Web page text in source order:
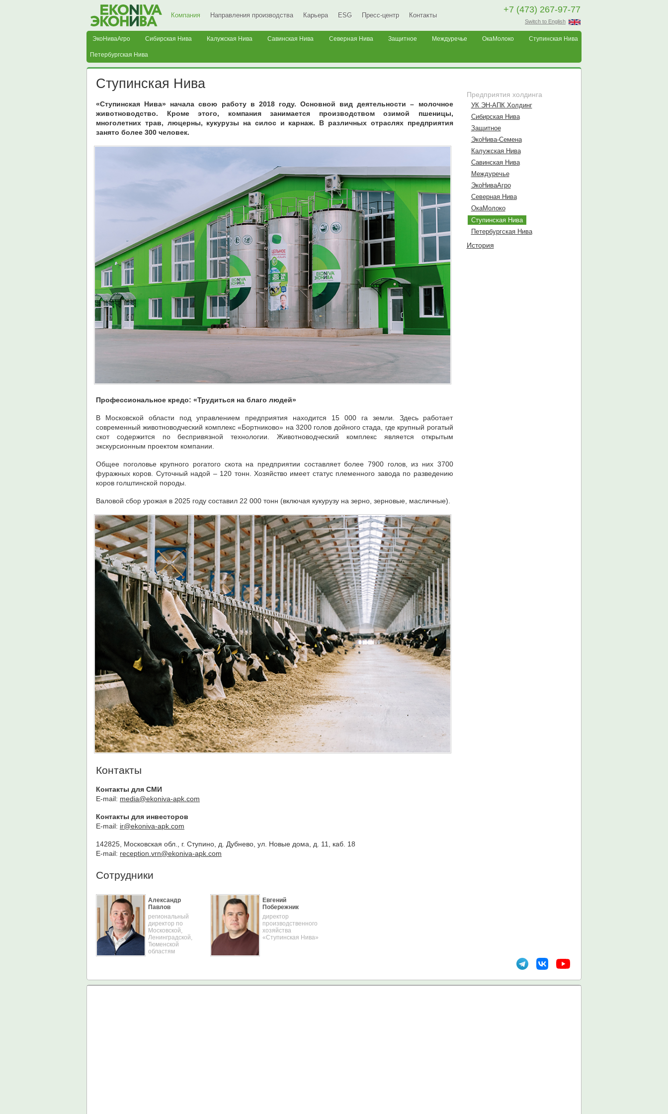
Компания Направления производства Карьера ESG Пресс-центр Контакты
+7 (473) 267-97-77
Switch to English
ЭкоНиваАгро Сибирская Нива Калужская Нива Савинская Нива Северная Нива Защитное Междуречье ОкаМолоко Ступинская Нива
Петербургская Нива
Ступинская Нива
«Ступинская Нива» начала свою работу в 2018 году. Основной вид деятельности – молочное
животноводство. Кроме этого, компания занимается производством озимой пшеницы,
многолетних трав, люцерны, кукурузы на силос и карнаж. В различных отраслях предприятия
занято более 300 человек.
Профессиональное кредо: «Трудиться на благо людей»
В Московской области под управлением предприятия находится 15 000 га земли. Здесь работает
современный животноводческий комплекс «Бортниково» на 3200 голов дойного стада, где крупный рогатый
скот содержится по беспривязной технологии. Животноводческий комплекс является открытым
экскурсионным проектом компании.
Общее поголовье крупного рогатого скота на предприятии составляет более 7900 голов, из них 3700
фуражных коров. Суточный надой – 120 тонн. Хозяйство имеет статус племенного завода по разведению
коров голштинской породы.
Валовой сбор урожая в 2025 году составил 22 000 тонн (включая кукурузу на зерно, зерновые, масличные).
Контакты
Контакты для СМИ
E-mail: media@ekoniva-apk.com
Контакты для инвесторов
E-mail: ir@ekoniva-apk.com
142825, Московская обл., г. Ступино, д. Дубнево, ул. Новые дома, д. 11, каб. 18
E-mail: reception.vrn@ekoniva-apk.com
Сотрудники
Александр
Павлов
региональный
директор по
Московской,
Ленинградской,
Тюменской
областям
Евгений
Побережник
директор
производственного
хозяйства
«Ступинская Нива»
Предприятия холдинга
УК ЭН-АПК Холдинг
Сибирская Нива
Защитное
ЭкоНива-Семена
Калужская Нива
Савинская Нива
Междуречье
ЭкоНиваАгро
Северная Нива
ОкаМолоко
Ступинская Нива
Петербургская Нива
История